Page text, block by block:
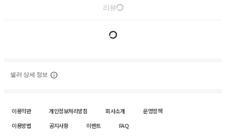
리뷰
셀러 상세 정보
이용약관 개인정보처리방침 회사소개
운영정책
이용방법
공지사항 이벤트 FAQ